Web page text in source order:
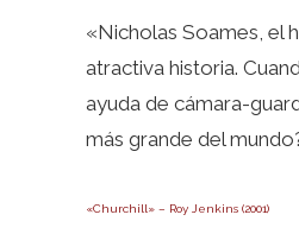
«Nicholas Soames, el
atractiva historia.
ayuda de cámara-
más grande del
«Churchill» – Roy Jenkins (2001)